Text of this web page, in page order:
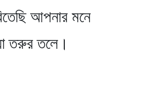
আপনার মনে
তলে।